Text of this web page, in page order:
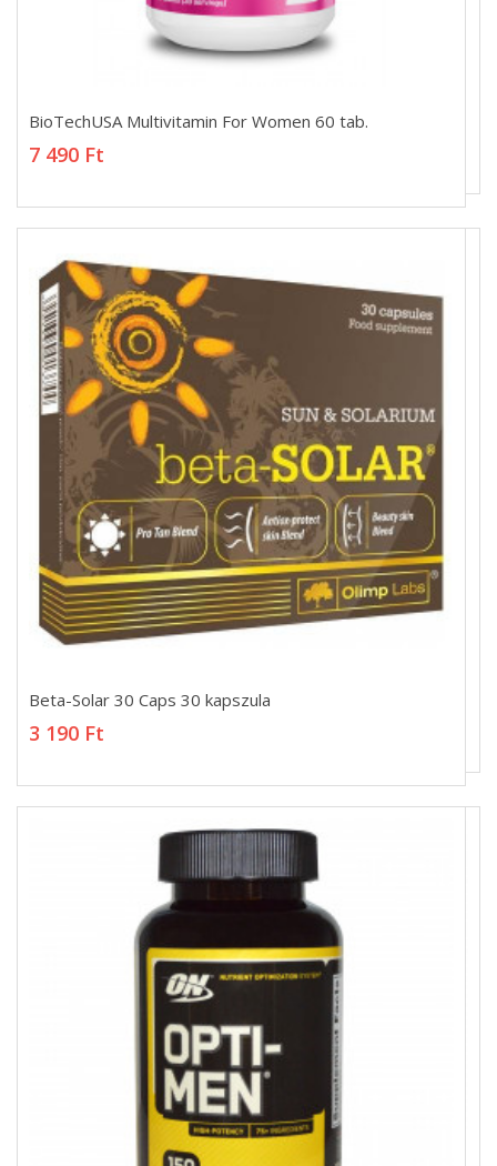
7 490 Ft
BioTechUSA Multivitamin For Women 60 tab.
7 490 Ft
Beta-Solar 30 Caps 30 kapszula
3 190 Ft
Beta-Solar 30 Caps 30 kapszula
3 190 Ft